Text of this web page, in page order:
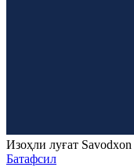
Изоҳли луғат Savodxon
Батафсил